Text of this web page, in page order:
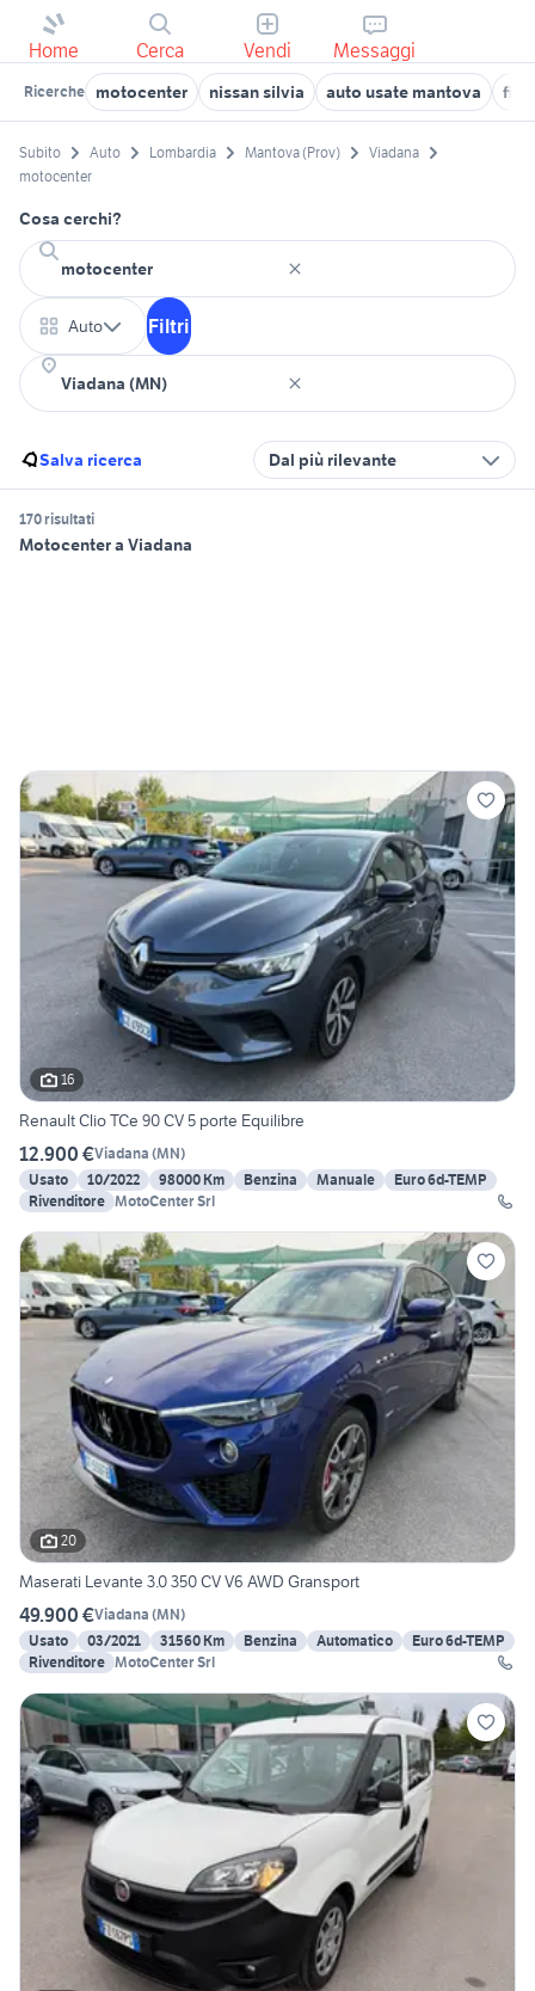
Home Cerca Vendi Messaggi
Ricerche motocenter nissan silvia auto usate mantova fiat
Subito Auto Lombardia Mantova (Prov)
Viadana
motocenter
Cosa cerchi?
Auto Filtri
Salva ricerca Dal più rilevante
170 risultati
Motocenter a Viadana
16
Renault Clio TCe 90 CV 5 porte Equilibre
12.900 €Viadana (MN)
Usato
10/2022 98000 Km Benzina Manuale
Euro 6d-TEMP
Rivenditore MotoCenter Srl
20
Maserati Levante 3.0 350 CV V6 AWD Gransport
49.900 €Viadana (MN)
Usato
03/2021 31560 Km Benzina Automatico
Euro 6d-TEMP
Rivenditore MotoCenter Srl